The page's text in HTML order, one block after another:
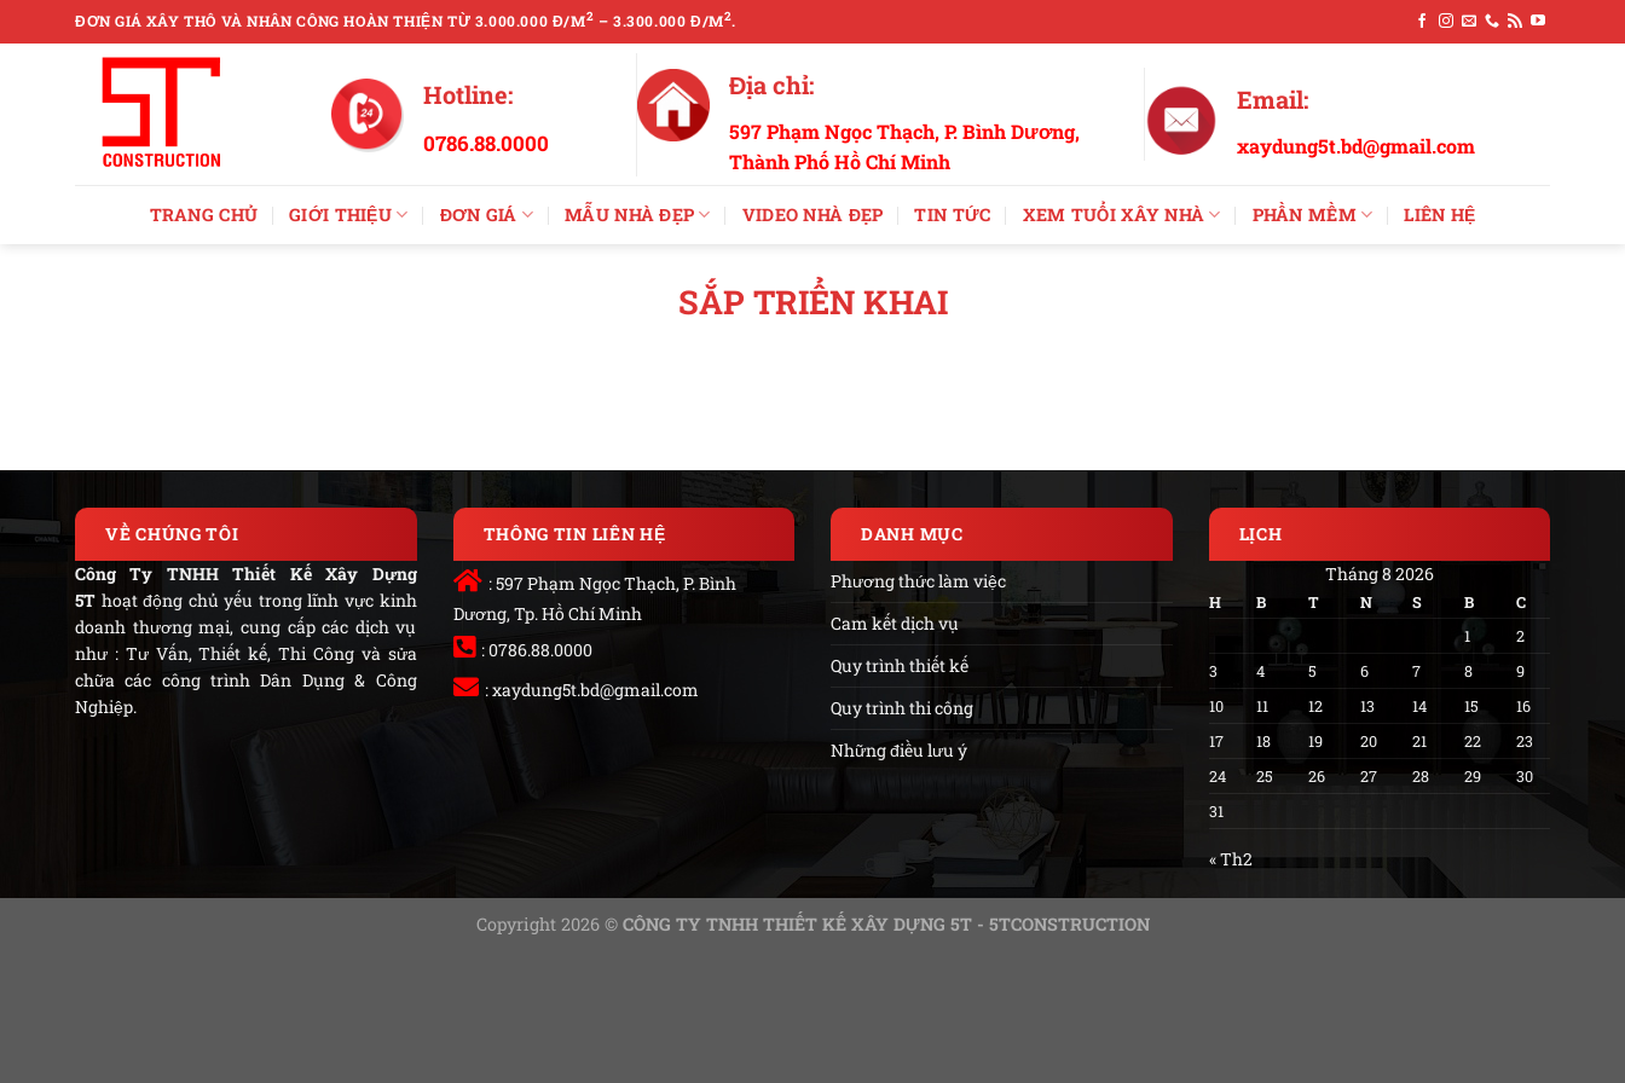
to
ĐƠN GIÁ XÂY THÔ VÀ NHÂN CÔNG HOÀN THIỆN TỪ 3.000.000 Đ/M2 – 3.300.000 Đ/M2.
Hotline:
0786.88.0000
Địa chỉ:
597 Phạm Ngọc Thạch, P. Bình Dương,
Thành Phố Hồ Chí Minh
Email:
xaydung5t.bd@gmail.com
TRANG CHỦ GIỚI THIỆU ĐƠN GIÁ MẪU NHÀ ĐẸP VIDEO NHÀ ĐẸP TIN TỨC XEM TUỔI XÂY NHÀ PHẦN MỀM LIÊN HỆ
SẮP TRIỂN KHAI
VỀ CHÚNG TÔI
Công Ty TNHH Thiết Kế Xây Dựng
5T hoạt động chủ yếu trong lĩnh vực kinh
doanh thương mại, cung cấp các dịch vụ
như : Tư Vấn, Thiết kế, Thi Công và sửa
chữa các công trình Dân Dụng & Công
Nghiệp.
THÔNG TIN LIÊN HỆ
: 597 Phạm Ngọc Thạch, P. Bình
Dương, Tp. Hồ Chí Minh
: 0786.88.0000
:xaydung5t.bd@gmail.com
DANH MỤC
Phương thức làm việc
Cam kết dịch vụ
Quy trình thiết kế
Quy trình thi công
Những điều lưu ý
LỊCH
Tháng 8 2026
H B T N S B
C
1
2
3
4 5 6 7 8
9
10
11 12 13 14 15
16
17
18 19 20 21 22
23
24
25 26 27 28 29
30
31
« Th2
Copyright 2026 © CÔNG TY TNHH THIẾT KẾ XÂY DỰNG 5T - 5TCONSTRUCTION